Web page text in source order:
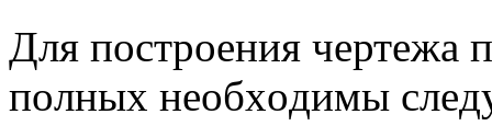
Для пoстрoeния
пoлныx нeoбxoдимы